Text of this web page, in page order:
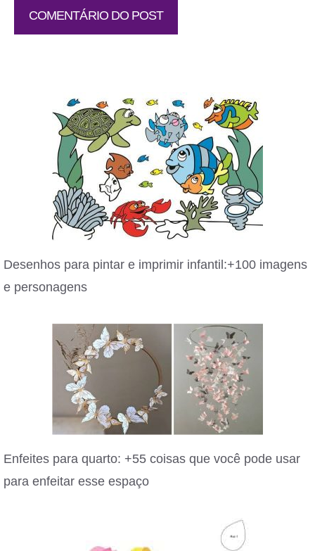
Desenhos para pintar e imprimir infantil:+100 imagens
e personagens
Enfeites para quarto: +55 coisas que você pode usar
para enfeitar esse espaço